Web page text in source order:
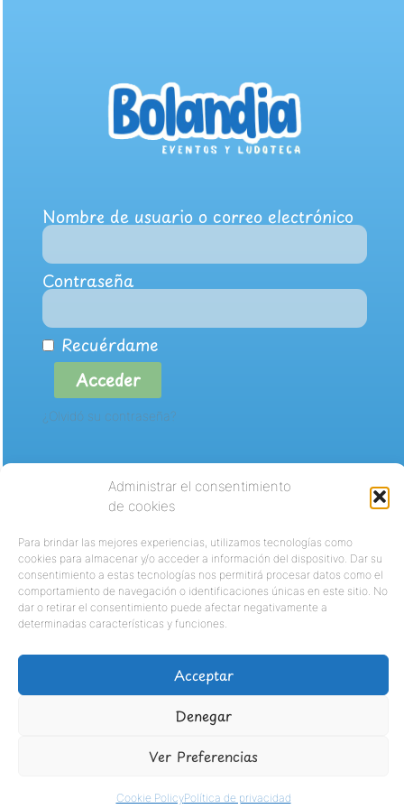
Administrar el consentimiento
de cookies
Para brindar las mejores experiencias, utilizamos tecnologías como
cookies para almacenar y/o acceder a información del dispositivo. Dar su
consentimiento a estas tecnologías nos permitirá procesar datos como el
comportamiento de navegación o identificaciones únicas en este sitio. No
dar o retirar el consentimiento puede afectar negativamente a
determinadas características y funciones.
Acceptar
Denegar
Ver Preferencias
Cookie PolicyPolítica de privacidad
Nombre de usuario o correo electrónico
Contraseña
Recuérdame
Acceder
¿Olvidó su contraseña?